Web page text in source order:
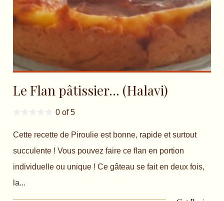
Le Flan pâtissier… (Halavi)
0 of 5
Cette recette de Piroulie est bonne, rapide et surtout
succulente ! Vous pouvez faire ce flan en portion
individuelle ou unique ! Ce gâteau se fait en deux fois,
la...